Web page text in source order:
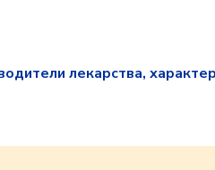
лекарства,